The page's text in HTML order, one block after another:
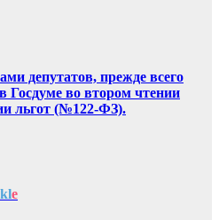
депутатов, прежде всего
Госдуме во втором чтении
льгот (№122-ФЗ).
e